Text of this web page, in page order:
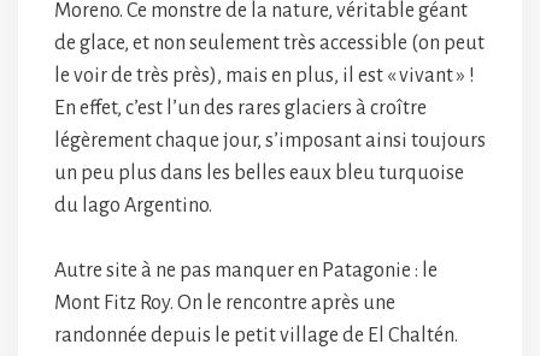
Moreno. Ce monstre de la nature, véritable géant
de glace, et non seulement très accessible (on peut
le voir de très près), mais en plus, il est « vivant » !
En effet, c’est l’un des rares glaciers à croître
légèrement chaque jour, s’imposant ainsi toujours
un peu plus dans les belles eaux bleu turquoise
du lago Argentino.
Autre site à ne pas manquer en Patagonie : le
Mont Fitz Roy. On le rencontre après une
randonnée depuis le petit village de El Chaltén.